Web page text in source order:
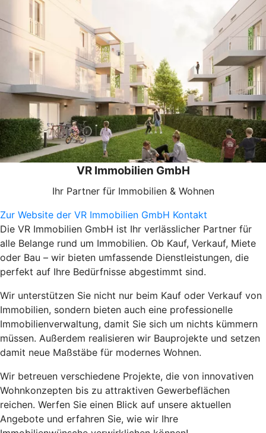
VR Immobilien GmbH
Ihr Partner für Immobilien & Wohnen
Zur Website der VR Immobilien GmbH Kontakt
Die VR Immobilien GmbH ist Ihr verlässlicher Partner für
alle Belange rund um Immobilien. Ob Kauf, Verkauf, Miete
oder Bau – wir bieten umfassende Dienstleistungen, die
perfekt auf Ihre Bedürfnisse abgestimmt sind.
Wir unterstützen Sie nicht nur beim Kauf oder Verkauf von
Immobilien, sondern bieten auch eine professionelle
Immobilienverwaltung, damit Sie sich um nichts kümmern
müssen. Außerdem realisieren wir Bauprojekte und setzen
damit neue Maßstäbe für modernes Wohnen.
Wir betreuen verschiedene Projekte, die von innovativen
Wohnkonzepten bis zu attraktiven Gewerbeflächen
reichen. Werfen Sie einen Blick auf unsere aktuellen
Angebote und erfahren Sie, wie wir Ihre